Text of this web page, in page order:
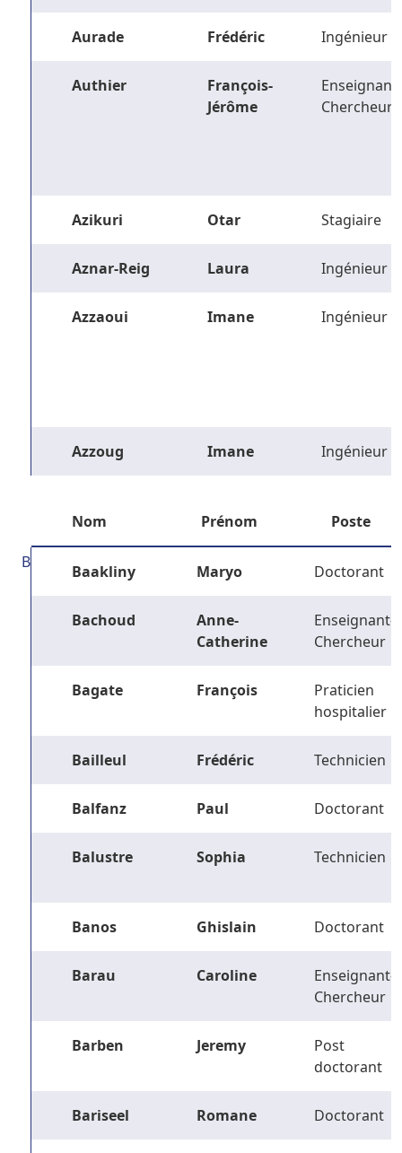
Aurade Frédéric Ingénieur
Authier
François-
Jérôme
Enseignant-
Chercheur
Azikuri Otar Stagiaire
Aznar-Reig Laura Ingénieur
Azzaoui Imane Ingénieur
Azzoug Imane Ingénieur
Nom Prénom Poste
B Baakliny Maryo Doctorant
Bachoud
Anne-
Catherine
Enseignant-
Chercheur
Bagate François
Praticien
hospitalier
Bailleul Frédéric Technicien
Balfanz Paul Doctorant
Balustre Sophia Technicien
Banos Ghislain Doctorant
Barau Caroline
Enseignant-
Chercheur
Barben Jeremy
Post
doctorant
Bariseel Romane Doctorant